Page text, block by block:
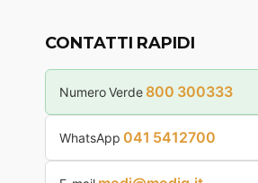
CONTATTI RAPIDI
Numero Verde 800 300333
WhatsApp 041 5412700